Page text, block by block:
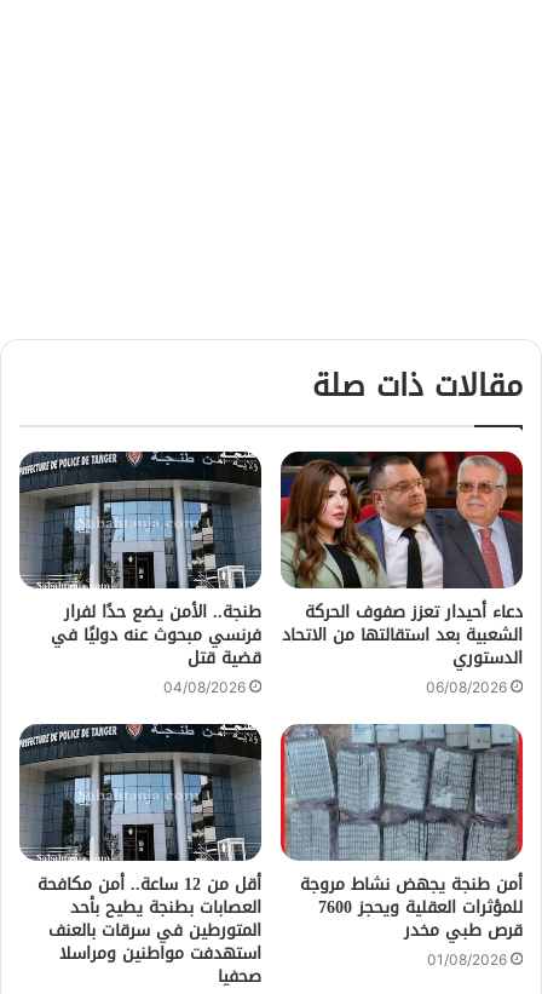
مقالات ذات صلة
دعاء أحيدار تعزز صفوف الحركة
الشعبية بعد استقالتها من الاتحاد
الدستوري
06/08/2026
طنجة.. الأمن يضع حدًا لفرار
فرنسي مبحوث عنه دوليًا في
قضية قتل
04/08/2026
أمن طنجة يجهض نشاط مروجة
للمؤثرات العقلية ويحجز 7600
قرص طبي مخدر
01/08/2026
أقل من 12 ساعة.. أمن مكافحة
العصابات بطنجة يطيح بأحد
المتورطين في سرقات بالعنف
استهدفت مواطنين ومراسلا
صحفيا